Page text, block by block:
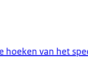
hoeken van het